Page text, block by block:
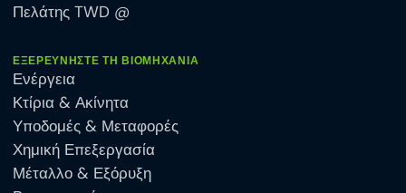
Πελάτης TWD @
ΕΞΕΡΕΥΝΉΣΤΕ ΤΗ ΒΙΟΜΗΧΑΝΊΑ
Ενέργεια
Κτίρια & Ακίνητα
Υποδομές & Μεταφορές
Χημική Επεξεργασία
Μέταλλο & Εξόρυξη